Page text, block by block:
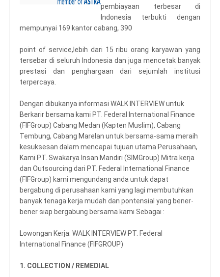
pembiayaan terbesar di
Indonesia terbukti dengan
mempunyai 169 kantor cabang, 390
point of service,lebih dari 15 ribu orang karyawan yang
tersebar di seluruh Indonesia dan juga mencetak banyak
prestasi dan penghargaan dari sejumlah institusi
terpercaya.
Dengan dibukanya informasi WALK INTERVIEW untuk
Berkarir bersama kami PT. Federal International Finance
(FIFGroup) Cabang Medan (Kapten Muslim), Cabang
Tembung, Cabang Marelan untuk bersama-sama meraih
kesuksesan dalam mencapai tujuan utama Perusahaan,
Kami PT. Swakarya Insan Mandiri (SIMGroup) Mitra kerja
dan Outsourcing dari PT. Federal International Finance
(FIFGroup) kami mengundang anda untuk dapat
bergabung di perusahaan kami yang lagi membutuhkan
banyak tenaga kerja mudah dan pontensial yang bener-
bener siap bergabung bersama kami Sebagai :
Lowongan Kerja: WALK INTERVIEW PT. Federal
International Finance (FIFGROUP)
1. COLLECTION / REMEDIAL